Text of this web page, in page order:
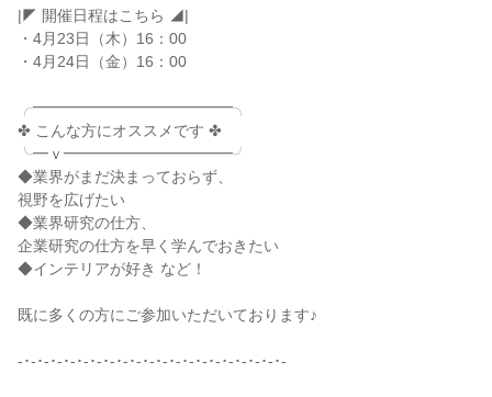
|◤ 開催日程はこちら ◢|
・4月23日（木）16：00
・4月24日（金）16：00
╭━━━━━━━━━━━━━╮
✤ こんな方にオススメです ✤
╰━ｖ━━━━━━━━━━━╯
◆業界がまだ決まっておらず、
視野を広げたい
◆業界研究の仕方、
企業研究の仕方を早く学んでおきたい
◆インテリアが好き など！
既に多くの方にご参加いただいております♪
-･-･-･-･-･-･-･-･-･-･-･-･-･-･-･-･-･-･-･-･-